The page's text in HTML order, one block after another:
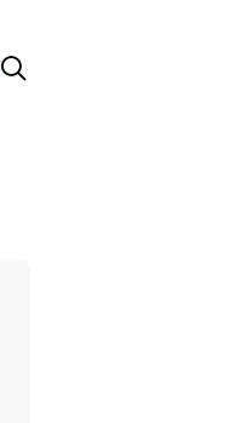
Fracht